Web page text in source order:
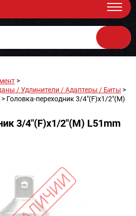
>
/ Удлинители / Адаптеры / Биты >
> Головка-переходник 3/4"(F)x1/2"(М)
3/4"(F)x1/2"(М) L51mm